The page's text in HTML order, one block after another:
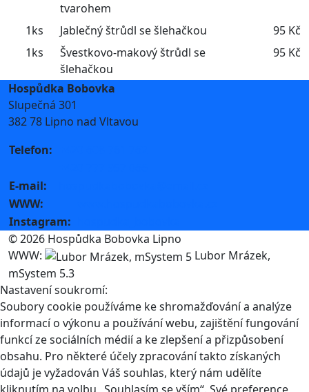
tvarohem
1ks Jablečný štrůdl se šlehačkou
95 Kč
1ks
Švestkovo-makový štrůdl se
šlehačkou
95 Kč
Hospůdka Bobovka
Slupečná 301
382 78 Lipno nad Vltavou
Telefon:
E-mail:
WWW:
Instagram:
© 2026 Hospůdka Bobovka Lipno
WWW:
Lubor Mrázek,
mSystem 5.3
Nastavení soukromí:
Soubory cookie používáme ke shromažďování a analýze
informací o výkonu a používání webu, zajištění fungování
funkcí ze sociálních médií a ke zlepšení a přizpůsobení
obsahu. Pro některé účely zpracování takto získaných
údajů je vyžadován Váš souhlas, který nám udělíte